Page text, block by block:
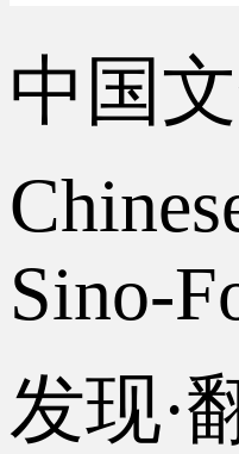
中国
Sino-
发现·